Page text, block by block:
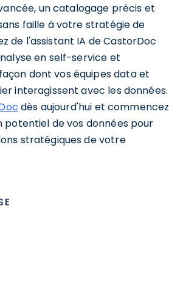
un catalogage précis et
faille à votre stratégie de
de l'assistant IA de CastorDoc
en self-service et
dont vos équipes data et
interagissent avec les données.
dès aujourd'hui et commencez
potentiel de vos données pour
stratégiques de votre